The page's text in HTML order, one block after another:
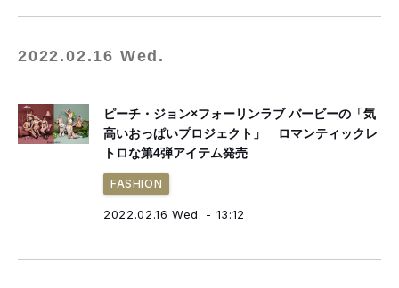
2022.02.16 Wed.
ピーチ・ジョン×フォーリンラブ バービーの「気
高いおっぱいプロジェクト」 ロマンティックレ
トロな第4弾アイテム発売
FASHION
2022.02.16 Wed. - 13:12